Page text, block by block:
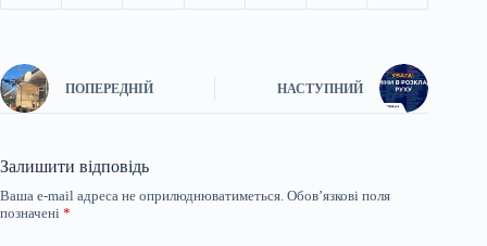
ПОПЕРЕДНІЙ НАСТУПНИЙ
Залишити відповідь
Ваша e-mail адреса не оприлюднюватиметься. Обов’язкові поля
позначені *